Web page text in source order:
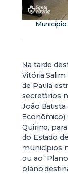
Na tarde
Vitória
de Paula
secretários
João
Econômico)
Quirino,
do Estado
municípios
ou ao
plano